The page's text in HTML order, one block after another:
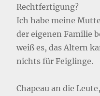
Rechtfertigung?
Ich habe meine
der eigenen Familie
weiß es, das Altern
nichts für Feiglinge.
Chapeau an die